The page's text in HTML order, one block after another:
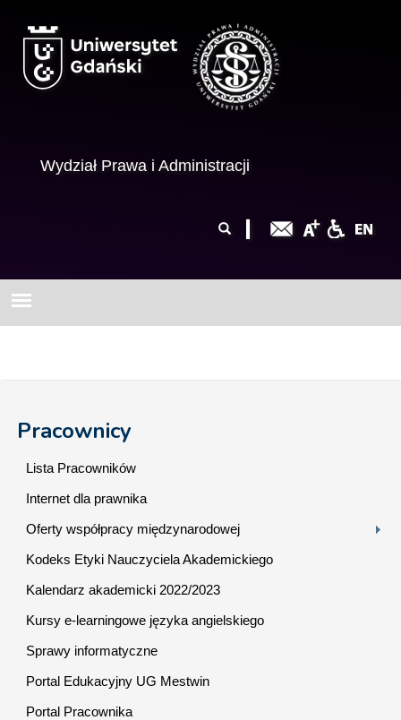
Wydział Prawa i Administracji
wyszukiwania
Pracownicy
Lista Pracowników
Internet dla prawnika
Oferty współpracy międzynarodowej
Kodeks Etyki Nauczyciela Akademickiego
Kalendarz akademicki 2022/2023
Kursy e-learningowe języka angielskiego
Sprawy informatyczne
Portal Edukacyjny UG Mestwin
Portal Pracownika